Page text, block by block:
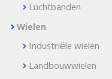
Luchtbanden
Wielen
Industriële wielen
Landbouwwielen